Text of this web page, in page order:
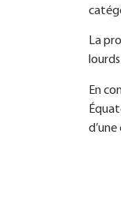
La
En